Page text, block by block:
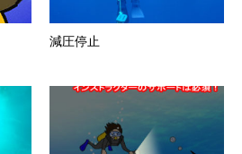
減圧停止